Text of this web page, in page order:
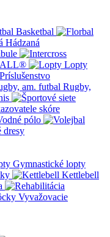
Basketbal
Hádzaná
Lopty
Príslušenstvo
Rugby,
pólo
dresy
Gymnastické lopty
Kettlebell
Vyvažovacie